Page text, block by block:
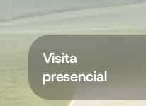
Visita
presencial